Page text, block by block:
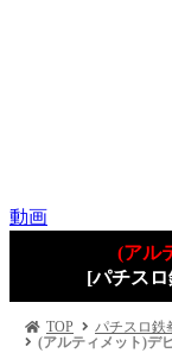
動画
(アル
[パチス
TOP
パチスロ鉄
(アルティメット)デ